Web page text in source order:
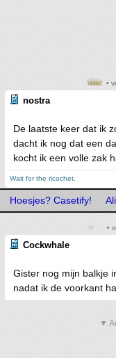
•
nostra
De laatste keer dat ik
dacht ik nog dat een
kocht ik een volle zak
Wait for the ricochet.
Hoesjes? Casetify!
•
Cockwhale
Gister nog mijn balkje
nadat ik de voorkant
▼